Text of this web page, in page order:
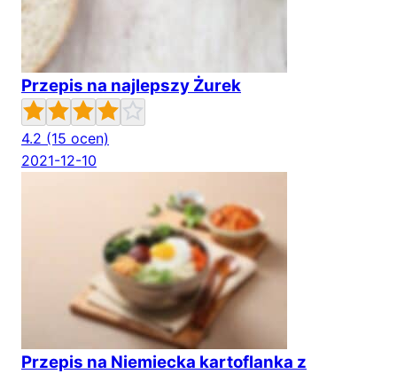
Przepis na najlepszy Żurek
4.2 (15 ocen)
2021-12-10
Przepis na Niemiecka kartoflanka z